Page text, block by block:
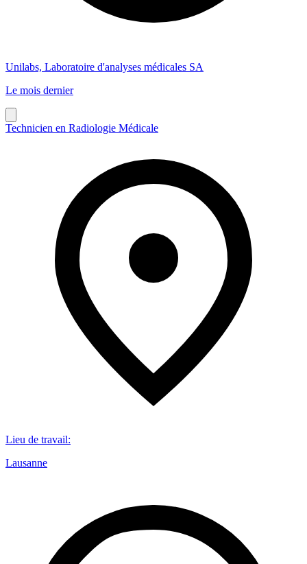
Unilabs, Laboratoire d'analyses médicales SA
Le mois dernier
Technicien en Radiologie Médicale
Lieu de travail:
Lausanne